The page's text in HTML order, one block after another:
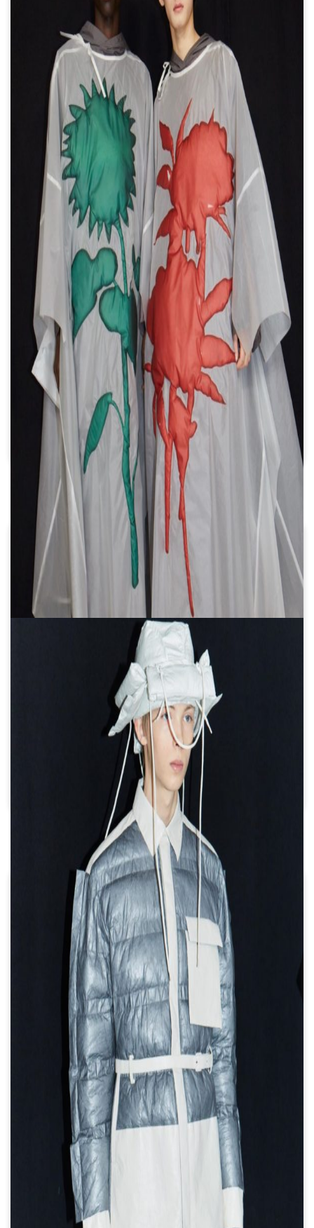
7 datos sobre el castillo que
inspiró el logotipo de Walt
Disney (Había una vez... un
diseño ícónico)
Todo lo que tenés que saber (y
ver) de la muestra Alberto
Churba / Diseño Infinito
¿Sabías que en el siglo XVII
hubo un catálogo con miles de
colores? (la vida antes de
Pantone)
Un diseño de Santiago
Artemis representa a la moda
argentina en la previa a la
MET Gala 2023
Cine y diseño gráfico: 10
afiches históricos de películas
ESTÁ PASANDO AHORA
El arte de tapa que Alejandro
Ros diseñó para "Jessico"
de Babasónicos (también
cumple 25 años)
Un diseñador argentino ganó
un premio en el MoMA por un
refugio para aves
migratorias
26 expositores de Feria Puro
Diseño 2026: crear, innovar y
emprender
LAS MÁS LEÍDAS
Se lanzó la preventa para
expositores
de Feria Puro Diseño 2026 en
La Rural
Después del reencuentro,
"Friends" vuelve en un libro
con ilustraciones
El artista Juan Perednik
cuenta cómo hizo las
ilustraciones “infladas” de
Ca7riel y Paco Amoroso para
el arte de tapa de su nuevo
Una diseñadora creó las
figuritas de los jugadores de la
selección argentina que no
están en el álbum del Mundial